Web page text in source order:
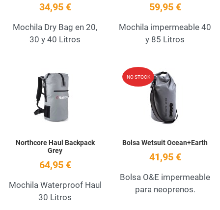
34,95 €
Mochila Dry Bag en 20,
30 y 40 Litros
59,95 €
Mochila impermeable 40
y 85 Litros
Add to Wishlist
Northcore Haul Backpack
Grey
64,95 €
Mochila Waterproof Haul
30 Litros
NO STOCK
Bolsa Wetsuit Ocean+Earth
41,95 €
Bolsa O&E impermeable
para neoprenos.